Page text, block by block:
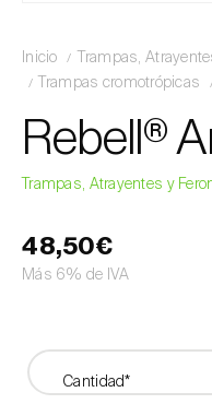
Inicio
Trampas,
Trampas cromotrópicas
Rebell®
Trampas, Atrayentes y
48,50€
Más 6% de IVA
Cantidad*